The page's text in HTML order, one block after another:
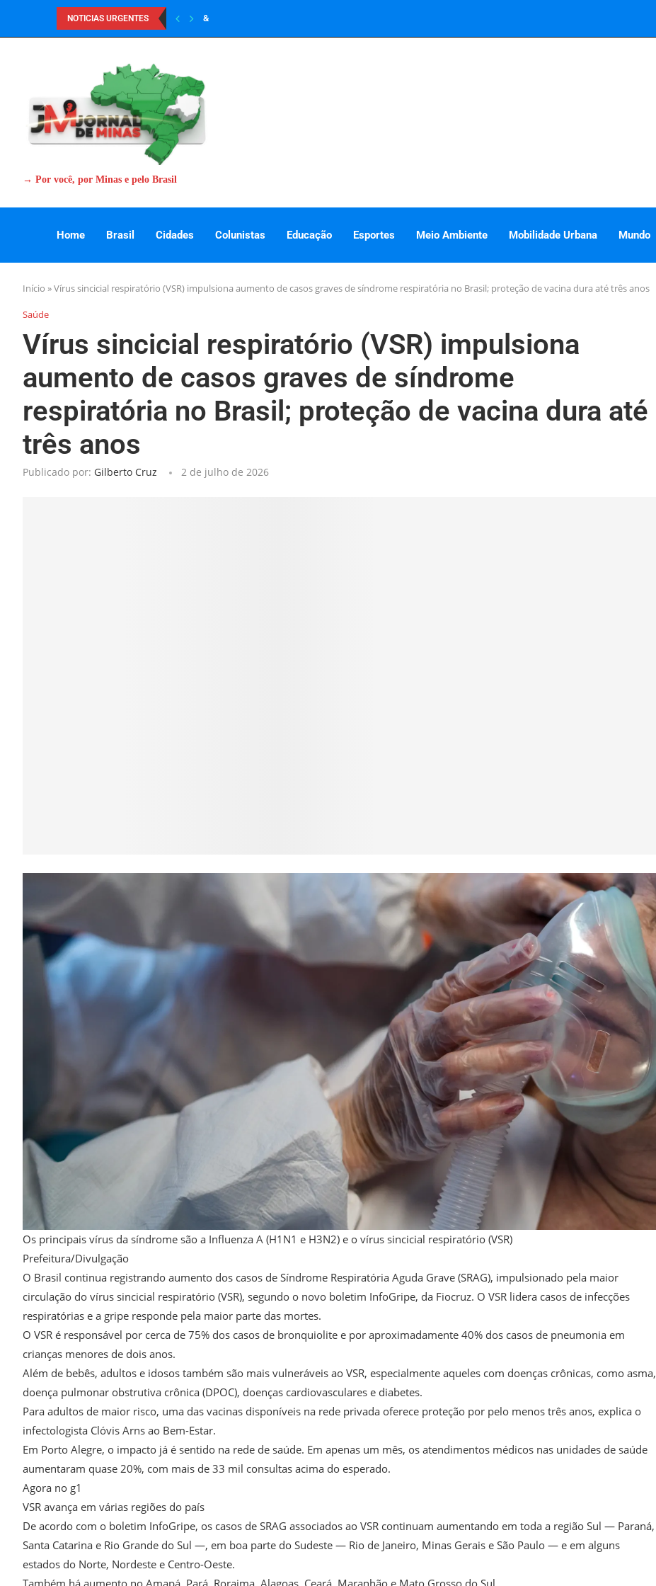
NOTICIAS URGENTES &
→ Por você, por Minas e pelo Brasil
Home Brasil Cidades Colunistas Educação Esportes Meio Ambiente Mobilidade Urbana Mundo
Início »Vírus sincicial respiratório (VSR) impulsiona aumento de casos graves de síndrome respiratória no Brasil; proteção de vacina dura até três anos
Saúde
Vírus sincicial respiratório (VSR) impulsiona
aumento de casos graves de síndrome
respiratória no Brasil; proteção de vacina dura até
três anos
Publicado por: Gilberto Cruz 2 de julho de 2026
Os principais vírus da síndrome são a Influenza A (H1N1 e H3N2) e o vírus sincicial respiratório (VSR)
Prefeitura/Divulgação
O Brasil continua registrando aumento dos casos de Síndrome Respiratória Aguda Grave (SRAG), impulsionado pela maior
circulação do vírus sincicial respiratório (VSR), segundo o novo boletim InfoGripe, da Fiocruz. O VSR lidera casos de infecções
respiratórias e a gripe responde pela maior parte das mortes.
O VSR é responsável por cerca de 75% dos casos de bronquiolite e por aproximadamente 40% dos casos de pneumonia em
crianças menores de dois anos.
Além de bebês, adultos e idosos também são mais vulneráveis ao VSR, especialmente aqueles com doenças crônicas, como asma,
doença pulmonar obstrutiva crônica (DPOC), doenças cardiovasculares e diabetes.
Para adultos de maior risco, uma das vacinas disponíveis na rede privada oferece proteção por pelo menos três anos, explica o
infectologista Clóvis Arns ao Bem-Estar.
Em Porto Alegre, o impacto já é sentido na rede de saúde. Em apenas um mês, os atendimentos médicos nas unidades de saúde
aumentaram quase 20%, com mais de 33 mil consultas acima do esperado.
Agora no g1
VSR avança em várias regiões do país
De acordo com o boletim InfoGripe, os casos de SRAG associados ao VSR continuam aumentando em toda a região Sul — Paraná,
Santa Catarina e Rio Grande do Sul —, em boa parte do Sudeste — Rio de Janeiro, Minas Gerais e São Paulo — e em alguns
estados do Norte, Nordeste e Centro-Oeste.